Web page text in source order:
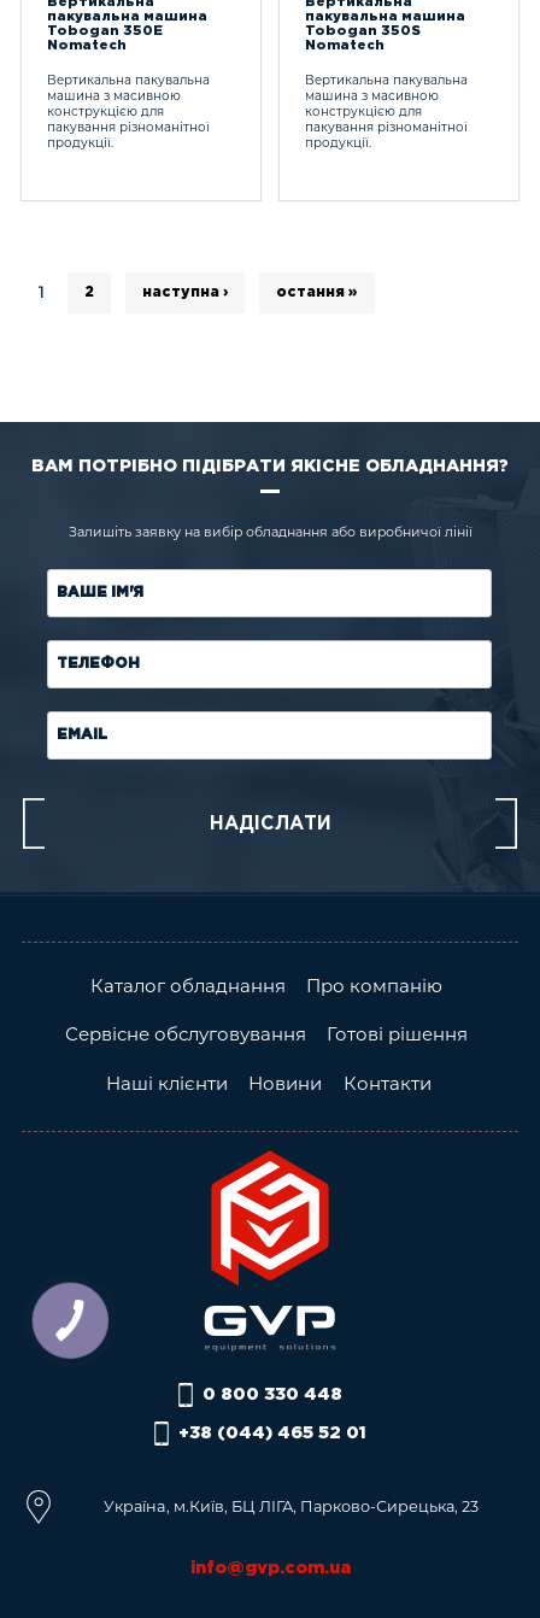
Вертикальна
пакувальна машина
Tobogan 350E
Nomatech
Вертикальна пакувальна
машина з масивною
конструкцією для
пакування різноманітної
продукції.
Вертикальна
пакувальна машина
Tobogan 350S
Nomatech
Вертикальна пакувальна
машина з масивною
конструкцією для
пакування різноманітної
продукції.
1 2 наступна › остання »
ВАМ ПОТРІБНО ПІДІБРАТИ ЯКІСНЕ ОБЛАДНАННЯ?
Залишіть заявку на вибір обладнання або виробничої лінії
ВАШЕ ІМ'Я
ТЕЛЕФОН
EMAIL
Каталог обладнання Про компанію
Сервісне обслуговування Готові рішення
Наші клієнти Новини Контакти
0 800 330 448
+38 (044) 465 52 01
Українa, м.Київ, БЦ ЛІГА, Парково-Сирецька, 23
info@gvp.com.ua